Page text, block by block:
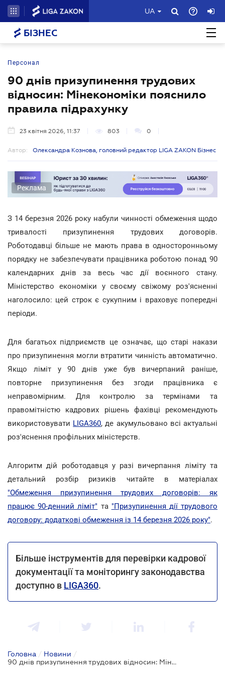
UA
БІЗНЕС
Персонал
90 днів призупинення трудових
відносин: Мінекономіки пояснило
правила підрахунку
23 квітня 2026, 11:37 803 0
Автор: Олександра Кознова, головний редактор LIGA ZAKON Бізнес
Реклама
З 14 березня 2026 року набули чинності обмеження щодо
тривалості призупинення трудових договорів.
Роботодавці більше не мають права в односторонньому
порядку не забезпечувати працівника роботою понад 90
календарних днів за весь час дії воєнного стану.
Міністерство економіки у своєму свіжому роз'ясненні
наголосило: цей строк є сукупним і враховує попередні
періоди.
Для багатьох підприємств це означає, що старі накази
про призупинення могли втратити чинність автоматично.
Якщо ліміт у 90 днів уже був вичерпаний раніше,
повторне призупинення без згоди працівника є
неправомірним. Для контролю за термінами та
правомітністю кадрових рішень фахівці рекомендують
використовувати LIGA360, де акумульовано всі актуальні
роз'яснення профільних міністерств.
Алгоритм дій роботодавця у разі вичерпання ліміту та
детальний розбір ризиків читайте в матеріалах
"Обмеження призупинення трудових договорів: як
працює 90-денний ліміт" та "Призупинення дії трудового
договору: додаткові обмеження із 14 березня 2026 року".
Більше інструментів для перевірки кадрової
документації та моніторингу законодавства
доступно в LIGA360.
Головна / Новини /
90 днів призупинення трудових відносин: Мінекономіки пояснило правила підрахунку